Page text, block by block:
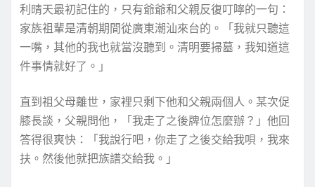
利晴天最初記住的，只有爺爺和父親反復叮嚀的一句：
家族祖輩是清朝期間從廣東潮汕來台的。「我就只聽這
一嘴，其他的我也就當沒聽到。清明要掃墓，我知道這
件事情就好了。」
直到祖父母離世，家裡只剩下他和父親兩個人。某次促
膝長談，父親問他，「我走了之後牌位怎麼辦？」他回
答得很爽快：「我說行吧，你走了之後交給我唄，我來
扶。然後他就把族譜交給我。」